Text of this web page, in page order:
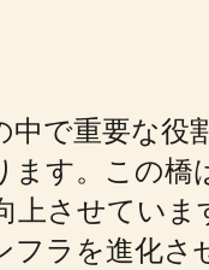
で重要な役
す。この
させてい
ラを進化